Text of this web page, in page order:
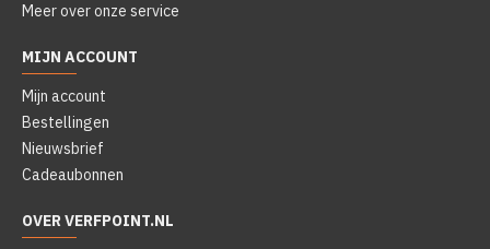
Meer over onze service
MIJN ACCOUNT
Mijn account
Bestellingen
Nieuwsbrief
Cadeaubonnen
OVER VERFPOINT.NL